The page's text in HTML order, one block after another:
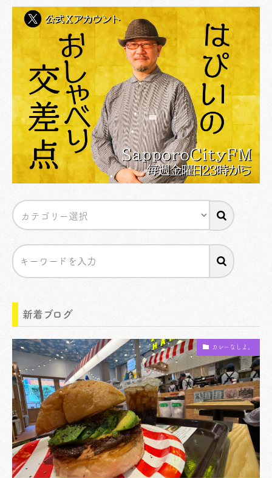
新着ブログ
カレーなしよ。